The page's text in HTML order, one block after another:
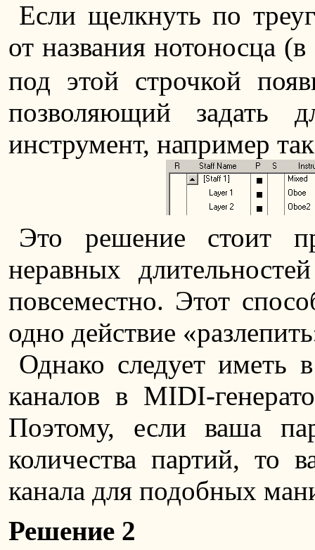
Если щелкнуть по
от названия нотоносца
под этой строчкой
позволяющий задать
инструмент, например
Это решение стоит
неравных
повсеместно. Этот
одно действие
Однако следует иметь
каналов в MIDI-
Поэтому, если ваша
количества партий, то
канала для подобных
Решение 2